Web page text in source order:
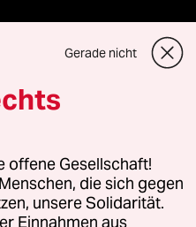
GmbH
Fragen oder für Genehmigungen
Gerade nicht
offene Gesellschaft!
die sich gegen
unsere Solidarität.
Einnahmen aus